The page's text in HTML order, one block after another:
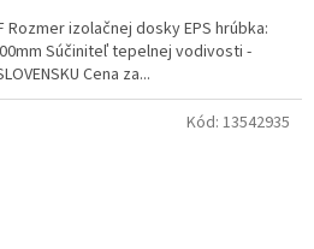
Rozmer izolačnej dosky EPS hrúbka:
Súčiniteľ tepelnej vodivosti -
Cena za...
Kód: 13542935